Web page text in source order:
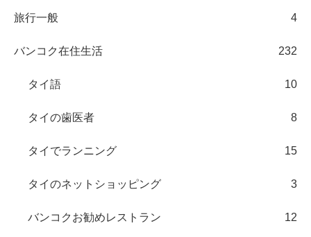
旅行一般 4
バンコク在住生活 232
タイ語 10
タイの歯医者 8
タイでランニング 15
タイのネットショッピング 3
バンコクお勧めレストラン 12